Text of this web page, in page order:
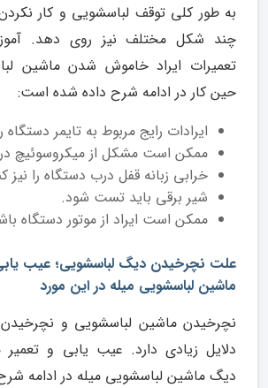
به طور کلی توقف لباسشویی و کار
چند شکل مختلف نیز روی دهد.
تعمیرات ایراد خاموش شدن ماشین
حین کار در ادامه شرح داده شده است:
ایرادات رایج مربوط به تایمر دستگاه
ممکن است مشکل از میکروسوئیچ
خرابی زبانه قفل درب دستگاه را نیز
شیر برقی باید تست شود.
ممکن است ایراد از موتور دستگاه
علت نچرخیدن دیگ لباسشویی؛ عیب
ماشین لباسشویی میله در این مورد
نچرخیدن ماشین لباسشویی و
دلایل زیادی دارد. عیب یابی و
دیگ ماشین لباسشویی میله در ادامه